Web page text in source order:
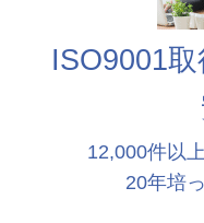
ISO9001
12,000件以
20年培